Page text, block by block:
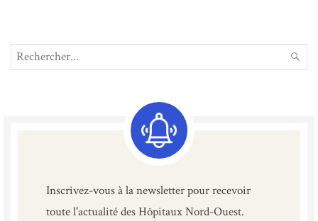
Search
for:
Inscrivez-vous à la newsletter pour recevoir
toute l'actualité des Hôpitaux Nord-Ouest.